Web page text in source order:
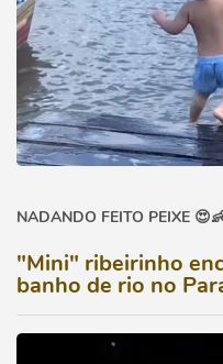
NADANDO FEITO PEIXE
"Mini" ribeirinho
banho de rio no